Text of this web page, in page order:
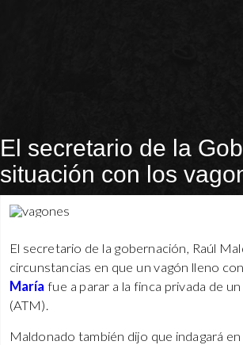
El secretario de la
situación con los
El secretario de la gobernación, Raúl
circunstancias en que un vagón lleno
María fue a parar a la finca privada de
(ATM).
Maldonado también dijo que indagará